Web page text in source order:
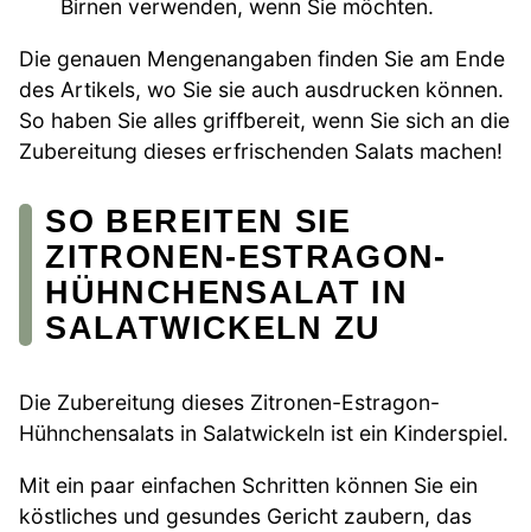
Birnen verwenden, wenn Sie möchten.
Die genauen Mengenangaben finden Sie am Ende
des Artikels, wo Sie sie auch ausdrucken können.
So haben Sie alles griffbereit, wenn Sie sich an die
Zubereitung dieses erfrischenden Salats machen!
SO BEREITEN SIE
ZITRONEN-ESTRAGON-
HÜHNCHENSALAT IN
SALATWICKELN ZU
Die Zubereitung dieses Zitronen-Estragon-
Hühnchensalats in Salatwickeln ist ein Kinderspiel.
Mit ein paar einfachen Schritten können Sie ein
köstliches und gesundes Gericht zaubern, das